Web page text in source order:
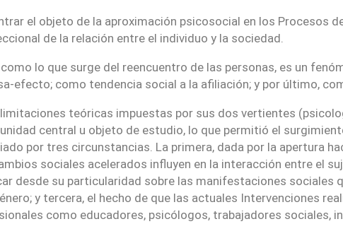
el objeto de la aproximación psicosocial en los
de la relación entre el individuo y la sociedad.
lo que surge del reencuentro de las personas, es un
efecto; como tendencia social a la afiliación; y por último,
teóricas impuestas por sus dos vertientes
central u objeto de estudio, lo que permitió el
por tres circunstancias. La primera, dada por la apertura
sociales acelerados influyen en la interacción entre el
desde su particularidad sobre las manifestaciones sociales
y tercera, el hecho de que las actuales Intervenciones
como educadores, psicólogos, trabajadores sociales,